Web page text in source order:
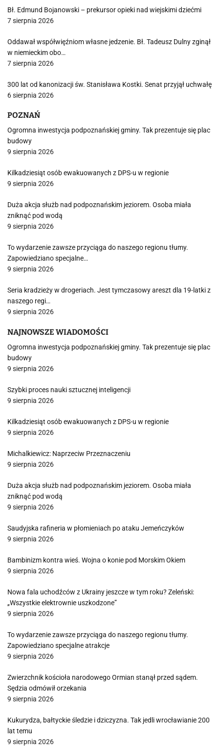
Bł. Edmund Bojanowski – prekursor opieki nad wiejskimi dziećmi
7 sierpnia 2026
Oddawał współwięźniom własne jedzenie. Bł. Tadeusz Dulny zginął
w niemieckim obo…
7 sierpnia 2026
300 lat od kanonizacji św. Stanisława Kostki. Senat przyjął uchwałę
6 sierpnia 2026
POZNAŃ
Ogromna inwestycja podpoznańskiej gminy. Tak prezentuje się plac
budowy
9 sierpnia 2026
Kilkadziesiąt osób ewakuowanych z DPS-u w regionie
9 sierpnia 2026
Duża akcja służb nad podpoznańskim jeziorem. Osoba miała
zniknąć pod wodą
9 sierpnia 2026
To wydarzenie zawsze przyciąga do naszego regionu tłumy.
Zapowiedziano specjalne…
9 sierpnia 2026
Seria kradzieży w drogeriach. Jest tymczasowy areszt dla 19-latki z
naszego regi…
9 sierpnia 2026
NAJNOWSZE WIADOMOŚCI
Ogromna inwestycja podpoznańskiej gminy. Tak prezentuje się plac
budowy
9 sierpnia 2026
Szybki proces nauki sztucznej inteligencji
9 sierpnia 2026
Kilkadziesiąt osób ewakuowanych z DPS-u w regionie
9 sierpnia 2026
Michalkiewicz: Naprzeciw Przeznaczeniu
9 sierpnia 2026
Duża akcja służb nad podpoznańskim jeziorem. Osoba miała
zniknąć pod wodą
9 sierpnia 2026
Saudyjska rafineria w płomieniach po ataku Jemeńczyków
9 sierpnia 2026
Bambinizm kontra wieś. Wojna o konie pod Morskim Okiem
9 sierpnia 2026
Nowa fala uchodźców z Ukrainy jeszcze w tym roku? Zeleński:
„Wszystkie elektrownie uszkodzone”
9 sierpnia 2026
To wydarzenie zawsze przyciąga do naszego regionu tłumy.
Zapowiedziano specjalne atrakcje
9 sierpnia 2026
Zwierzchnik kościoła narodowego Ormian stanął przed sądem.
Sędzia odmówił orzekania
9 sierpnia 2026
Kukurydza, bałtyckie śledzie i dziczyzna. Tak jedli wrocławianie 200
lat temu
9 sierpnia 2026